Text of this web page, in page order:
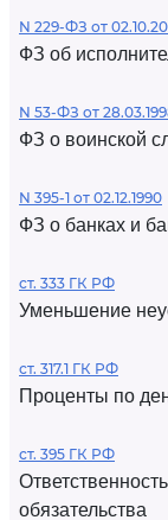
N 229-ФЗ от
ФЗ об
N 53-ФЗ от
ФЗ о воинской
N 395-1 от 02.12.1990
ФЗ о банках и
ст. 333 ГК РФ
Уменьшение
ст. 317.1 ГК РФ
Проценты по
ст. 395 ГК РФ
обязательства